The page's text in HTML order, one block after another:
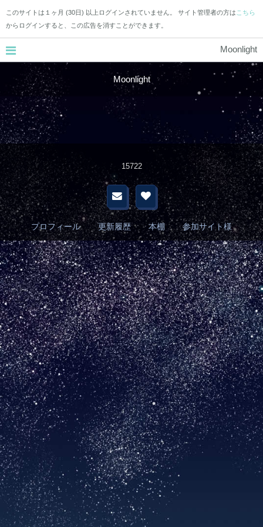
このサイトは１ヶ月 (30日) 以上ログインされていません。 サイト管理者の方は こちら
からログインすると、この広告を消すことができます。
Moonlight
Moonlight
15722
プロフィール 更新履歴 本棚 参加サイト様